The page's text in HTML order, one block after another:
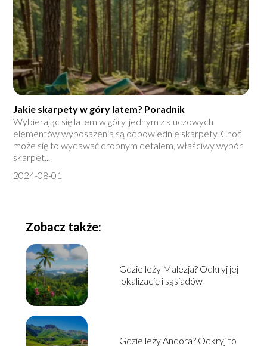
Jakie skarpety w góry latem? Poradnik
Wybierając się latem w góry, jednym z kluczowych
elementów wyposażenia są odpowiednie skarpety. Choć
może się to wydawać drobnym detalem, właściwy wybór
skarpet...
2024-08-01
Zobacz także:
Gdzie leży Malezja? Odkryj jej
lokalizację i sąsiadów
Gdzie leży Andora? Odkryj to